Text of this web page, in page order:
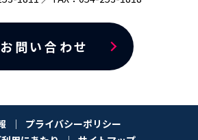
お問い合わせ
プライバシーポリシー